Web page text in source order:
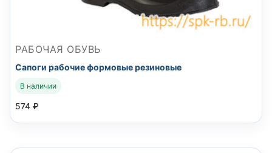
РАБОЧАЯ ОБУВЬ
Сапоги рабочие формовые резиновые
В наличии
574 ₽